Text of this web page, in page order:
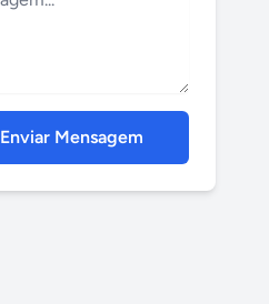
Enviar Mensagem